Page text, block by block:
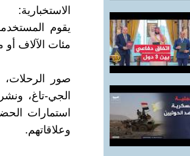
الاستخبارية:
يقوم
مئات الآلاف أو
صور الرحلات،
الجي-تاغ،
استمارات
وعلاقاتهم.